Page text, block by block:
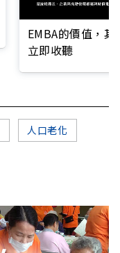
EMBA的價值，
立即收聽
人口老化